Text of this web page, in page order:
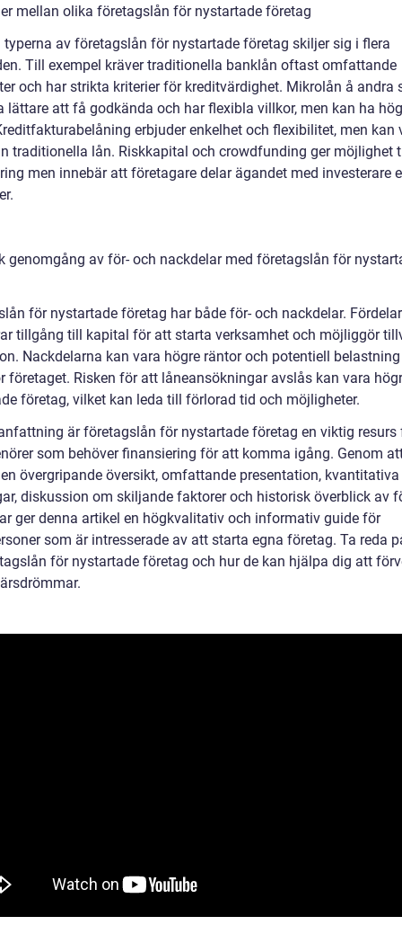
mellan olika företagslån för nystartade företag
typerna av företagslån för nystartade företag skiljer sig i flera
Till exempel kräver traditionella banklån oftast omfattande
och har strikta kriterier för kreditvärdighet. Mikrolån å andra
lättare att få godkända och har flexibla villkor, men kan ha
erbjuder enkelhet och flexibilitet, men kan
traditionella lån. Riskkapital och crowdfunding ger möjlighet
men innebär att företagare delar ägandet med investerare
genomgång av för- och nackdelar med företagslån för
för nystartade företag har både för- och nackdelar.
tillgång till kapital för att starta verksamhet och möjliggör
Nackdelarna kan vara högre räntor och potentiell
företaget. Risken för att låneansökningar avslås kan vara
företag, vilket kan leda till förlorad tid och möjligheter.
är företagslån för nystartade företag en viktig resurs
som behöver finansiering för att komma igång. Genom
övergripande översikt, omfattande presentation, kvantitativa
diskussion om skiljande faktorer och historisk överblick av
ger denna artikel en högkvalitativ och informativ guide för
som är intresserade av att starta egna företag. Ta reda
för nystartade företag och hur de kan hjälpa dig att